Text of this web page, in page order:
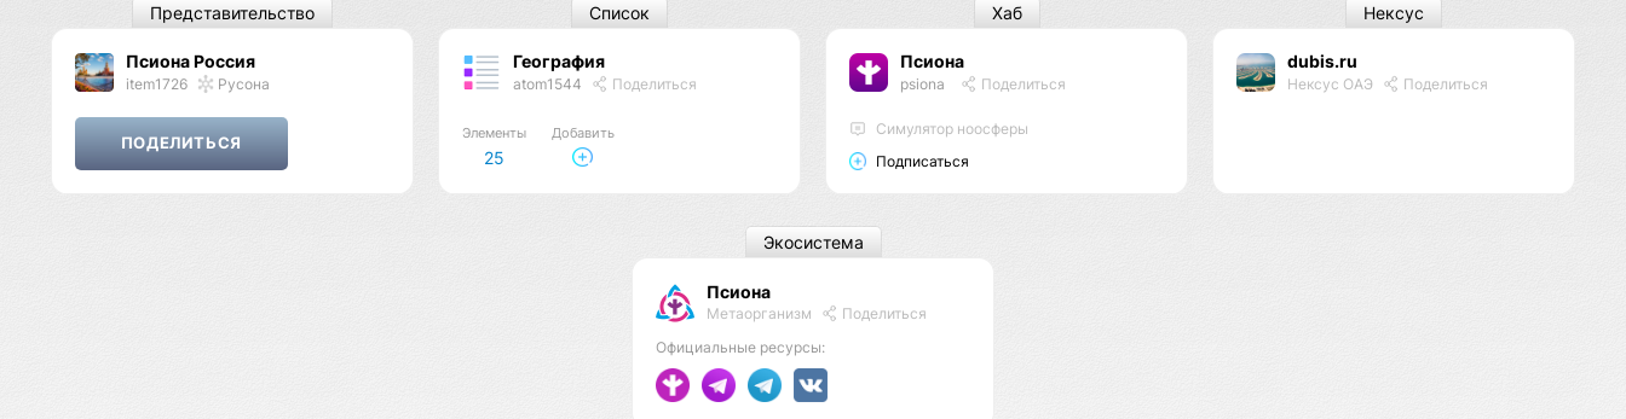
Псиона Россия
item1726 Русона
Представительство
География
atom1544 Поделиться
Элементы
25
Добавить
Список
Псиона
psiona Поделиться
Cимулятор ноосферы
Подписаться
Хаб
dubis.ru
Нексус ОАЭ Поделиться
Нексус
Псиона
Метаорганизм
Поделиться
Официальные ресурсы:
Экосистема